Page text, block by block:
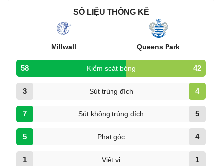
SỐ LIỆU THỐNG KÊ
Millwall Queens Park
58 Kiểm soát bóng 42
3 Sút trúng đích 4
7 Sút không trúng đích 5
5 Phạt góc 4
1 Việt vị 1